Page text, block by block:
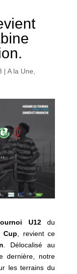
| A la Une,
U12du
Cup , revient ce
. Délocalisé au
dernière, notre
les terrains du